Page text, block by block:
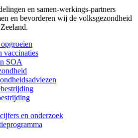
en samen-werkings-partners
en bevorderen wij de volksgezondheid
vaccinaties
SOA
en onderzoek